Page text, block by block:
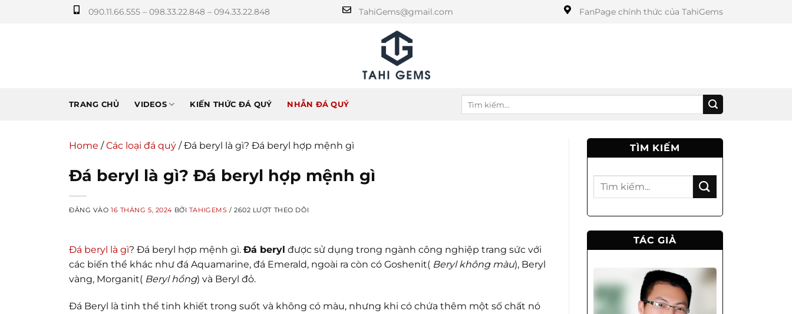
090.11.66.555 – 098.33.22.848 – 094.33.22.848 TahiGems@gmail.com FanPage chính thức của TahiGems
TRANG CHỦ VIDEOS KIẾN THỨC ĐÁ QUÝ NHẪN ĐÁ QUÝ
Home /Các loại đá quý /Đá beryl là gì? Đá beryl hợp mệnh gì
Đá beryl là gì? Đá beryl hợp mệnh gì
ĐĂNG VÀO16 THÁNG 5, 2024 BỞI TAHIGEMS / 2602 LƯỢT THEO DÕI
Đá beryl là gì? Đá beryl hợp mệnh gì. Đá beryl được sử dụng trong ngành công nghiệp trang sức với
các biến thể khác như đá Aquamarine, đá Emerald, ngoài ra còn có Goshenit( Beryl không màu), Beryl
vàng, Morganit( Beryl hồng) và Beryl đỏ.
Đá Beryl là tinh thể tinh khiết trong suốt và không có màu, nhưng khi có chứa thêm một số chất nó
TÌM KIẾM
TÁC GIẢ